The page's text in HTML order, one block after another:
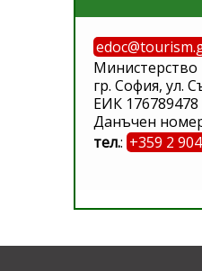
Министерство
гр. София, ул.
ЕИК 176789478
Данъчен
тел.: +359 2